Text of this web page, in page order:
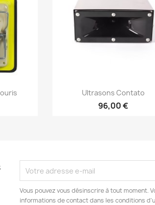
Aperçu rapide
Ultrasons Contato
96,00 €
Vous pouvez vous désinscrire à tout moment.
informations de contact dans les conditions